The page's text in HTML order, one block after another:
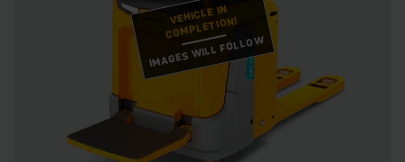
VEHICLE IN
COMPLETION!
IMAGES WILL FOLLOW